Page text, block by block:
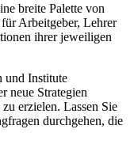
breite Palette von
Arbeitgeber, Lehrer
ihrer jeweiligen
und Institute
neue Strategien
erzielen. Lassen Sie
durchgehen, die